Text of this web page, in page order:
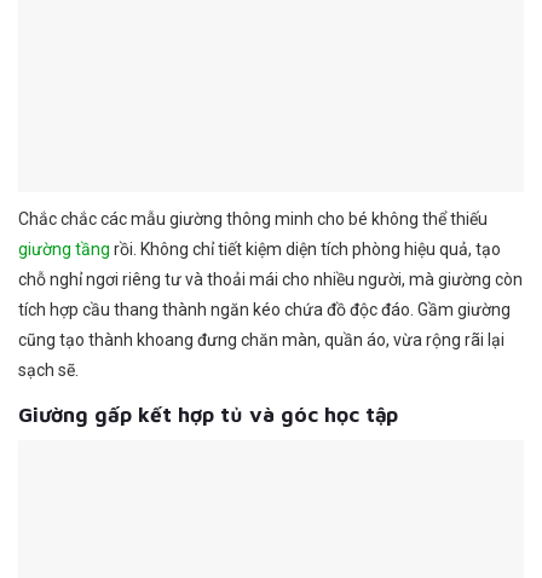
Chắc chắc các mẫu giường thông minh cho bé không thể thiếu
giường tầng rồi. Không chỉ tiết kiệm diện tích phòng hiệu quả, tạo
chỗ nghỉ ngơi riêng tư và thoải mái cho nhiều người, mà giường còn
tích hợp cầu thang thành ngăn kéo chứa đồ độc đáo. Gầm giường
cũng tạo thành khoang đưng chăn màn, quần áo, vừa rộng rãi lại
sạch sẽ.
Giường gấp kết hợp tủ và góc học tập